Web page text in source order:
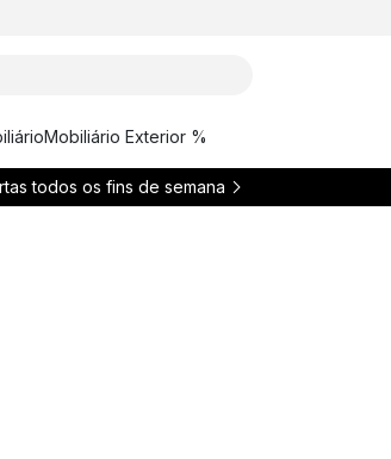
Mobiliário Exterior %
todos os fins de semana